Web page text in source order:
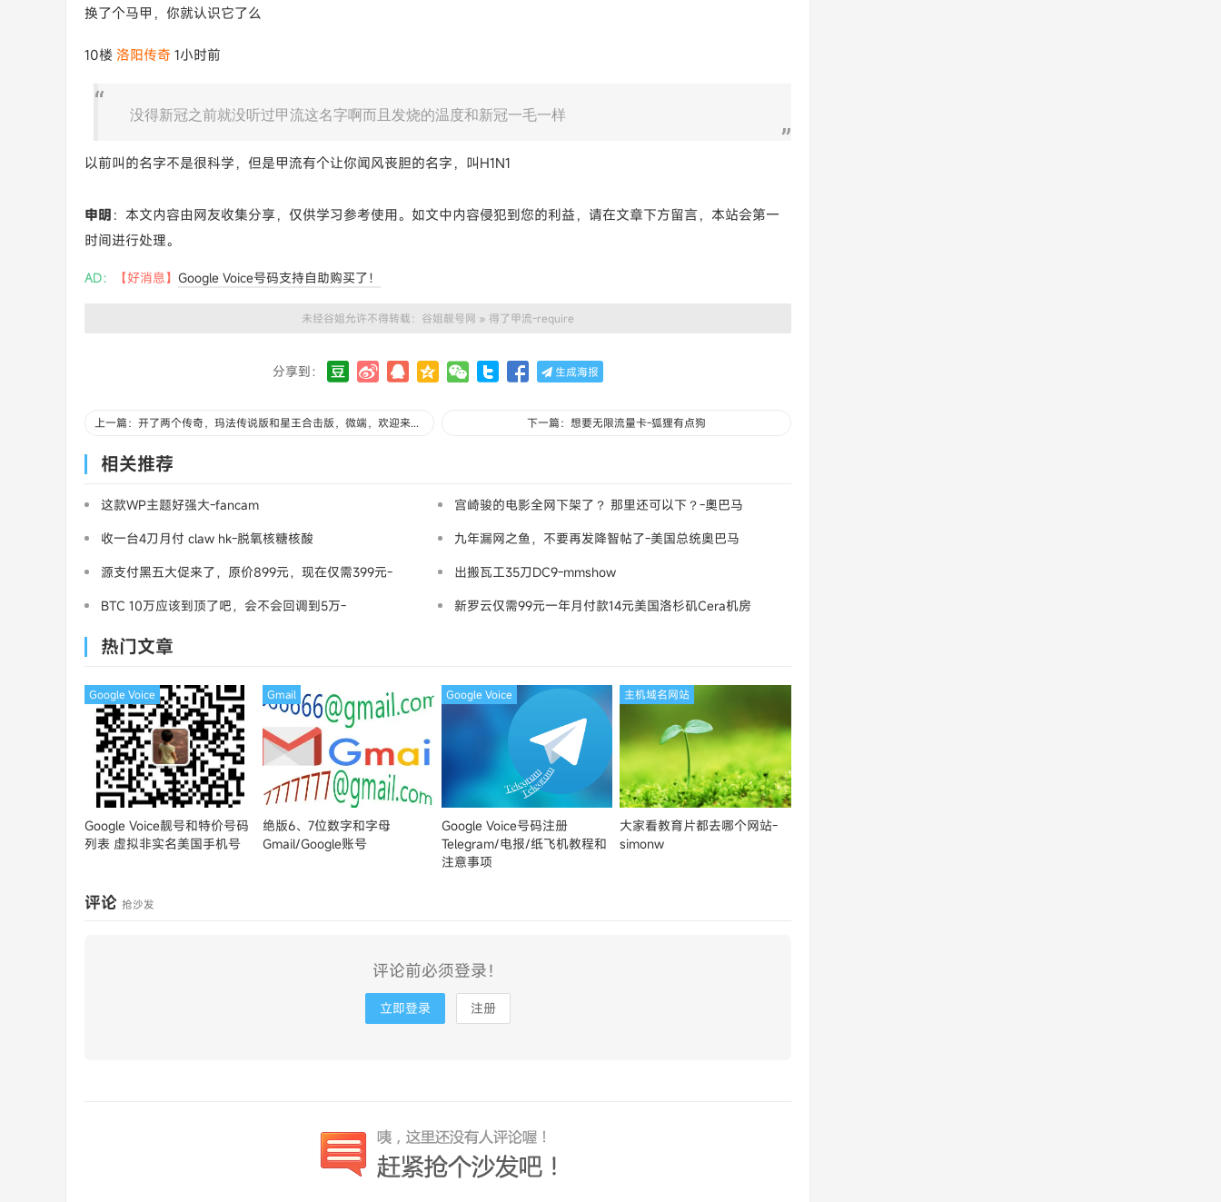
换了个马甲，你就认识它了么
10楼 洛阳传奇 1小时前
没得新冠之前就没听过甲流这名字啊而且发烧的温度和新冠一毛一样
以前叫的名字不是很科学，但是甲流有个让你闻风丧胆的名字，叫H1N1
申明 ：本文内容由网友收集分享，仅供学习参考使用。如文中内容侵犯到您的利益，请在文章下方留言，本站会第一
时间进行处理。
AD： 【好消息】 Google Voice号码支持自助购买了！
未经谷姐允许不得转载： 谷姐靓号网 » 得了甲流-require
分享到： 生成海报
上一篇：开了两个传奇，玛法传说版和星王合击版，微端，欢迎来砍-清水常流 下一篇：想要无限流量卡-狐狸有点狗
相关推荐
这款WP主题好强大-fancam
宫崎骏的电影全网下架了？ 那里还可以下？-奧巴马
收一台4刀月付 claw hk-脱氧核糖核酸
九年漏网之鱼，不要再发降智帖了-美国总统奥巴马
源支付黑五大促来了，原价899元，现在仅需399元-
出搬瓦工35刀DC9-mmshow
BTC 10万应该到顶了吧，会不会回调到5万-
新罗云仅需99元一年月付款14元美国洛杉矶Cera机房
热门文章
Google Voice靓号和特价号码
列表 虚拟非实名美国手机号
Google Voice
绝版6、7位数字和字母
Gmail/Google账号
Gmail
Google Voice号码注册
Telegram/电报/纸飞机教程和
注意事项
Google Voice
大家看教育片都去哪个网站-
simonw
主机域名网站
评论 抢沙发
评论前必须登录！
立即登录 注册